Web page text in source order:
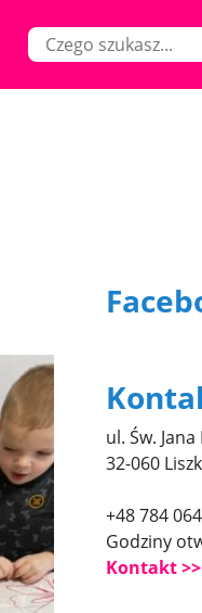
ul. Św.
32-060
+48 784
Godziny
Kontakt